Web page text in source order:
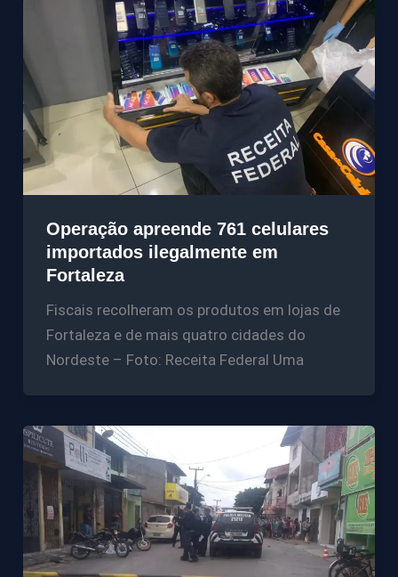
Operação apreende 761 celulares
importados ilegalmente em
Fortaleza
Fiscais recolheram os produtos em lojas de
Fortaleza e de mais quatro cidades do
Nordeste – Foto: Receita Federal Uma